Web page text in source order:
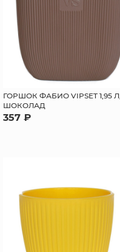
ГОРШОК ФАБИО VIPSET 1,95 Л,
ШОКОЛАД
357 ₽